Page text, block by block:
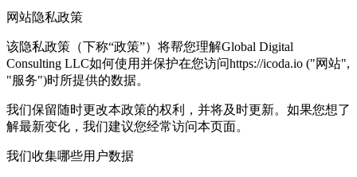
网站隐私政策
该隐私政策（下称“政策”）将帮您理解Global Digital
Consulting LLC如何使用并保护在您访问https://icoda.io ("网站",
"服务")时所提供的数据。
我们保留随时更改本政策的权利，并将及时更新。如果您想了
解最新变化，我们建议您经常访问本页面。
我们收集哪些用户数据